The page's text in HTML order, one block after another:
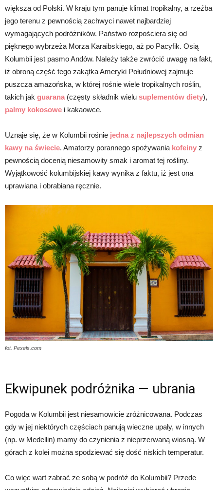
większa od Polski. W kraju tym panuje klimat tropikalny, a rzeźba
jego terenu z pewnością zachwyci nawet najbardziej
wymagających podróżników. Państwo rozpościera się od
pięknego wybrzeża Morza Karaibskiego, aż po Pacyfik. Osią
Kolumbii jest pasmo Andów. Należy także zwrócić uwagę na fakt,
iż obroną część tego zakątka Ameryki Południowej zajmuje
puszcza amazońska, w której rośnie wiele tropikalnych roślin,
takich jak guarana (częsty składnik wielu suplementów diety),
palmy kokosowe i kakaowce.
Uznaje się, że w Kolumbii rośnie jedna z najlepszych odmian
kawy na świecie. Amatorzy porannego spożywania kofeiny z
pewnością docenią niesamowity smak i aromat tej rośliny.
Wyjątkowość kolumbijskiej kawy wynika z faktu, iż jest ona
uprawiana i obrabiana ręcznie.
fot. Pexels.com
Ekwipunek podróżnika — ubrania
Pogoda w Kolumbii jest niesamowicie zróżnicowana. Podczas
gdy w jej niektórych częściach panują wieczne upały, w innych
(np. w Medellin) mamy do czynienia z nieprzerwaną wiosną. W
górach z kolei można spodziewać się dość niskich temperatur.
Co więc wart zabrać ze sobą w podróż do Kolumbii? Przede